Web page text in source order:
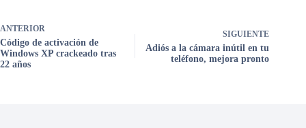
ANTERIOR
Código de activación de
Windows XP crackeado tras
22 años
SIGUIENTE
Adiós a la cámara inútil en tu
teléfono, mejora pronto